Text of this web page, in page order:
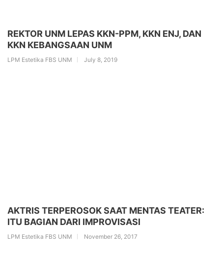
REKTOR UNM LEPAS KKN-PPM, KKN ENJ, DAN
KKN KEBANGSAAN UNM
LPM Estetika FBS UNM July 8, 2019
AKTRIS TERPEROSOK SAAT MENTAS TEATER:
ITU BAGIAN DARI IMPROVISASI
LPM Estetika FBS UNM November 26, 2017